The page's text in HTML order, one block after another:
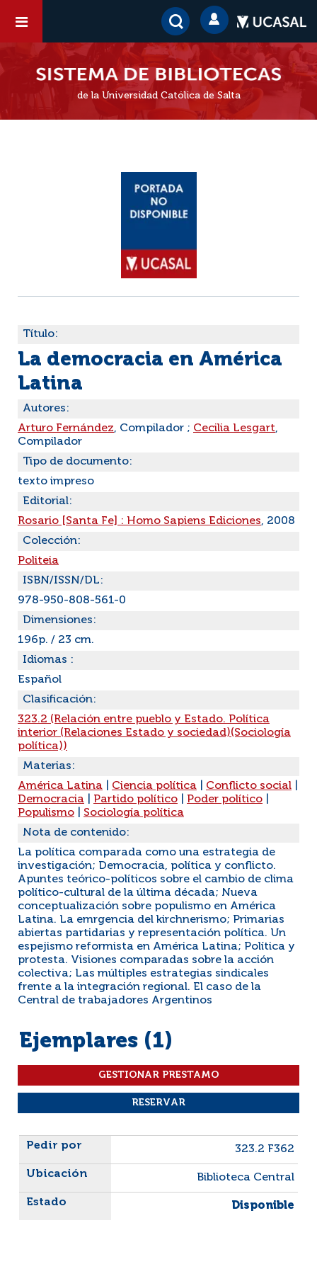
de la Universidad Católica de Salta
Título:
La democracia en América
Latina
Autores:
Arturo Fernández, Compilador ; Cecilia Lesgart,
Compilador
Tipo de documento:
texto impreso
Editorial:
Rosario [Santa Fe] : Homo Sapiens Ediciones, 2008
Colección:
Politeia
ISBN/ISSN/DL:
978-950-808-561-0
Dimensiones:
196p. / 23 cm.
Idiomas :
Español
Clasificación:
323.2 (Relación entre pueblo y Estado. Política
interior (Relaciones Estado y sociedad)(Sociología
política))
Materias:
América Latina
Ciencia política Conflicto social
Democracia
Partido político Poder político
Populismo
Sociología política
Nota de contenido:
La política comparada como una estrategia de
investigación; Democracia, política y conflicto.
Apuntes teórico-políticos sobre el cambio de clima
político-cultural de la última década; Nueva
conceptualización sobre populismo en América
Latina. La emrgencia del kirchnerismo; Primarias
abiertas partidarias y representación política. Un
espejismo reformista en América Latina; Política y
protesta. Visiones comparadas sobre la acción
colectiva; Las múltiples estrategias sindicales
frente a la integración regional. El caso de la
Central de trabajadores Argentinos
Ejemplares (1)
Liste des exemplaires
323.2 F362
Biblioteca Central
Disponible